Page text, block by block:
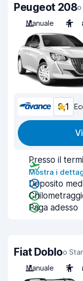
Peugeot 208o
Manuale
4
9,1
Presso il
Mostra i
Deposito
Paga adesso
Fiat Dobloo
Manuale
7